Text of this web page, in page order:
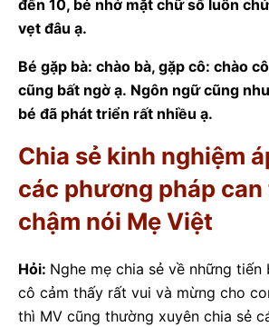
đến 10, bé nhớ mặt chữ số luôn
vẹt đâu ạ.
Bé gặp bà: chào bà, gặp cô: chào
cũng bất ngờ ạ. Ngôn ngữ cũng
bé đã phát triển rất nhiều ạ.
Chia sẻ kinh nghiệm
các phương pháp
chậm nói Mẹ Việt
Hỏi: Nghe mẹ chia sẻ về những tiến
cô cảm thấy rất vui và mừng cho
thì MV cũng thường xuyên chia sẻ